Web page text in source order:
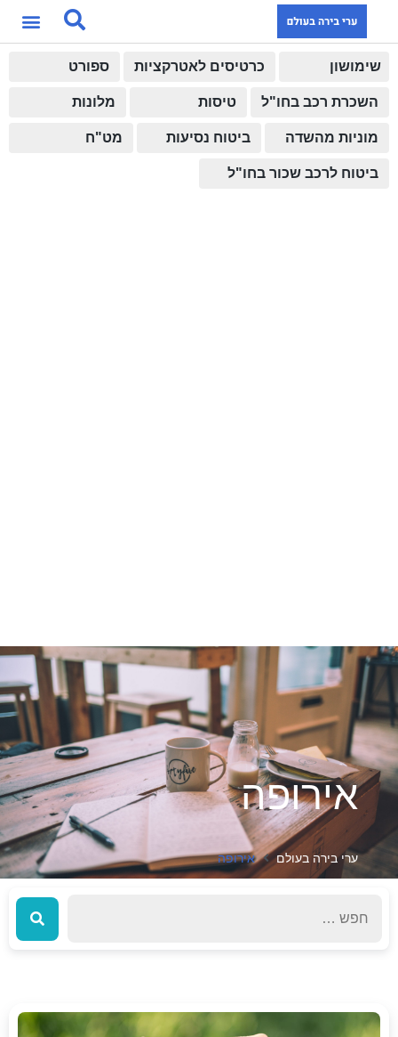
שימושון כרטיסים לאטרקציות ספורט
השכרת רכב בחו"ל טיסות מלונות
מוניות מהשדה ביטוח נסיעות מט"ח
ביטוח לרכב שכור בחו"ל
אירופה
ערי בירה בעולם אירופה